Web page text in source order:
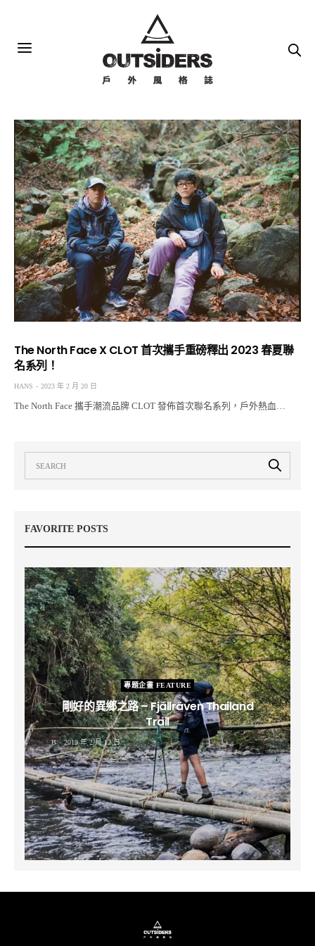
The North Face X CLOT 首次攜手重磅釋出 2023 春夏聯
名系列！
HANS 2023 年 2 月 20 日
The North Face 攜手潮流品牌 CLOT 發佈首次聯名系列，戶外熱血…
FAVORITE POSTS
專題企畫 FEATURE
剛好的異鄉之路 – Fjällräven Thailand
Trail
B 2019 年 2 月 12 日